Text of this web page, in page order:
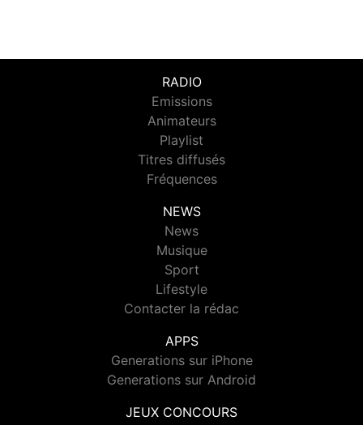
RADIO
Emissions
Animateurs
Playlist
Titres diffusés
Fréquences
NEWS
News
Musique
Sport
Lifestyle
Contacter la rédac
APPS
Generations sur iPhone
Generations sur Android
JEUX CONCOURS